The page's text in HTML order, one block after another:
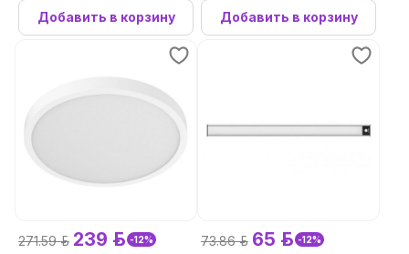
Добавить в корзину Добавить в корзину
271.59 р. 239 р. -12% 73.86 р. 65 р. -12%